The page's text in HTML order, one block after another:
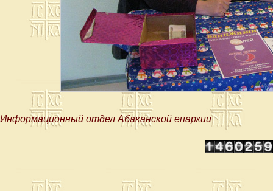
Информационный отдел Абаканской епархии